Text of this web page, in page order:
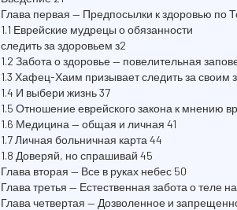
Глава первая — Предпосылки к здоровью по
1.1 Еврейские мудрецы о обязанности
следить за здоровьем з2
1.2 Забота о здоровье — повелительная
1.3 Хафец-Хаим призывает следить за своим
1.4 И выбери жизнь 37
1.5 Отношение еврейского закона к мнению
1.6 Медицина — общая и личная 41
1.7 Личная больничная карта 44
1.8 Доверяй, но спрашивай 45
Глава вторая — Все в руках небес 50
Глава третья — Естественная забота о теле
Глава четвертая — Дозволенное и